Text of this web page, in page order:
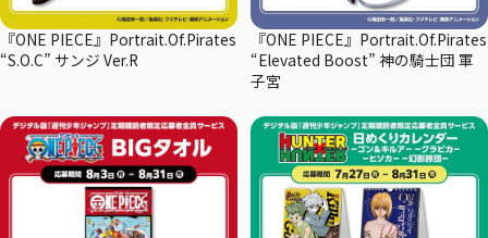
『ONE PIECE』Portrait.Of.Pirates
“S.O.C” サンジ Ver.R
『ONE PIECE』Portrait.Of.Pirates
“Elevated Boost” 神の騎士団 軍
子宮